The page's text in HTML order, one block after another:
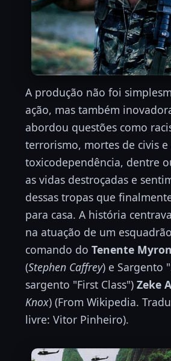
A produção não foi
ação, mas também
abordou questões como
terrorismo, mortes de civis e
toxicodependência, dentre
as vidas destroçadas e
dessas tropas que
para casa. A história
na atuação de um
comando do Tenente
(Stephen Caffrey) e Sargento
sargento "First Class") Zeke
Knox) (From Wikipedia.
livre: Vitor Pinheiro).